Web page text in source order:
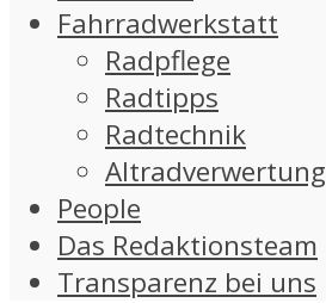
Fahrradwerkstatt
Radpflege
Radtipps
Radtechnik
Altradverwertung
People
Das Redaktionsteam
Transparenz bei uns